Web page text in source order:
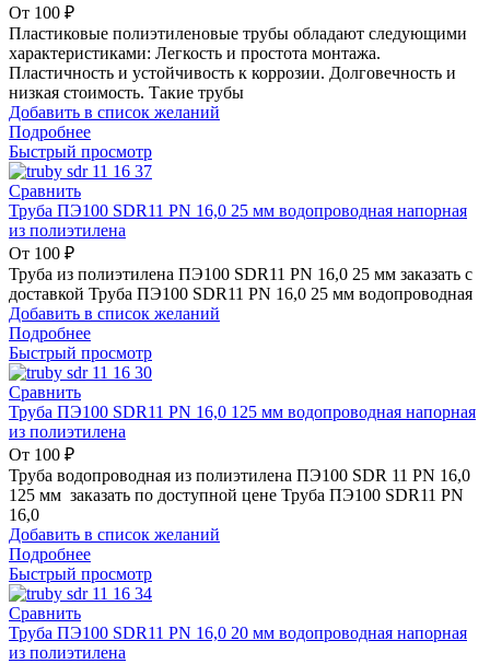
От 100 ₽
Пластиковые полиэтиленовые трубы обладают следующими
характеристиками: Легкость и простота монтажа.
Пластичность и устойчивость к коррозии. Долговечность и
низкая стоимость. Такие трубы
Добавить в список желаний
Подробнее
Быстрый просмотр
Сравнить
Труба ПЭ100 SDR11 PN 16,0 25 мм водопроводная напорная
из полиэтилена
От 100 ₽
Труба из полиэтилена ПЭ100 SDR11 PN 16,0 25 мм заказать с
доставкой Труба ПЭ100 SDR11 PN 16,0 25 мм водопроводная
Добавить в список желаний
Подробнее
Быстрый просмотр
Сравнить
Труба ПЭ100 SDR11 PN 16,0 125 мм водопроводная напорная
из полиэтилена
От 100 ₽
Труба водопроводная из полиэтилена ПЭ100 SDR 11 PN 16,0
125 мм заказать по доступной цене Труба ПЭ100 SDR11 PN
16,0
Добавить в список желаний
Подробнее
Быстрый просмотр
Сравнить
Труба ПЭ100 SDR11 PN 16,0 20 мм водопроводная напорная
из полиэтилена